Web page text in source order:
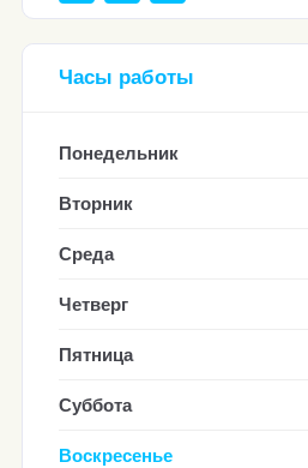
Часы работы
Понедельник
Вторник
Среда
Четверг
Пятница
Суббота
Воскресенье